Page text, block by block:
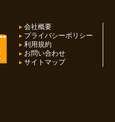
会社概要
プライバシーポリシー
利用規約
お問い合わせ
サイトマップ